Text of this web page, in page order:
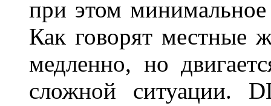
при этом минимальное
Как говорят местные
медленно, но
сложной ситуации.